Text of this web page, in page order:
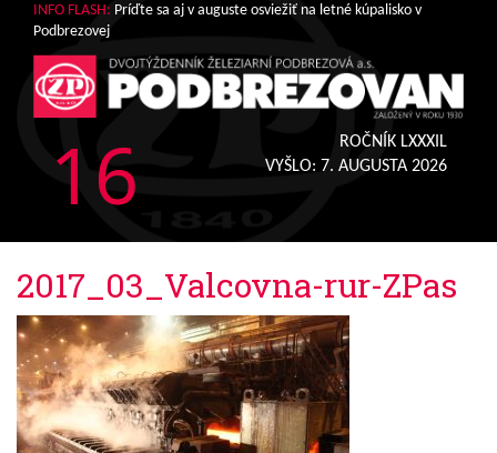
INFO FLASH: Príďte sa aj v auguste osviežiť na letné kúpalisko v
Podbrezovej
16
ROČNÍK LXXXIL
VYŠLO: 7. AUGUSTA 2026
2017_03_Valcovna-rur-ZPas